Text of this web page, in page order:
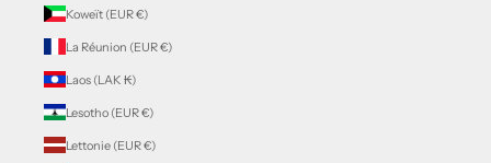
Koweït (EUR €)
La Réunion (EUR €)
Laos (LAK ₭)
Lesotho (EUR €)
Lettonie (EUR €)